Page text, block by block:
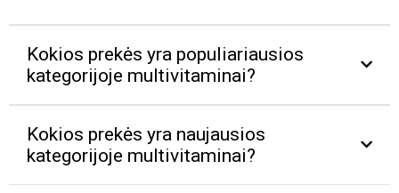
Kokios prekės yra populiariausios
kategorijoje multivitaminai?
Kokios prekės yra naujausios
kategorijoje multivitaminai?